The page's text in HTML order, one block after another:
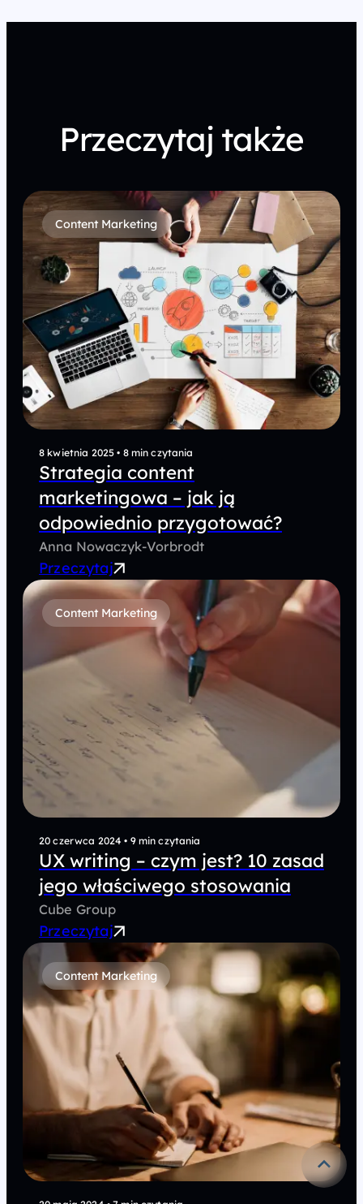
Przeczytaj także
Content Marketing
8 kwietnia 2025• 8 min czytania
Strategia content
marketingowa – jak ją
odpowiednio przygotować?
Anna Nowaczyk-Vorbrodt
Przeczytaj
Content Marketing
20 czerwca 2024• 9 min czytania
UX writing – czym jest? 10 zasad
jego właściwego stosowania
Cube Group
Przeczytaj
Content Marketing